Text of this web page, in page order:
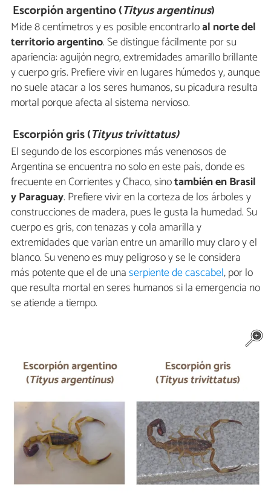
Escorpión argentino (Tityus argentinus)
Mide 8 centímetros y es posible encontrarloal norte del
territorio argentino. Se distingue fácilmente por su
apariencia: aguijón negro, extremidades amarillo brillante
y cuerpo gris. Prefiere vivir en lugares húmedos y, aunque
no suele atacar a los seres humanos, su picadura resulta
mortal porque afecta al sistema nervioso.
Escorpión gris (Tityus trivittatus)
El segundo de los escorpiones más venenosos de
Argentina se encuentra no solo en este país, donde es
frecuente en Corrientes y Chaco, sinotambién en Brasil
y Paraguay. Prefiere vivir en la corteza de los árboles y
construcciones de madera, pues le gusta la humedad. Su
cuerpo es gris, con tenazas y cola amarilla y
extremidades que varían entre un amarillo muy claro y el
blanco. Su veneno es muy peligroso y se le considera
más potente que el de unaserpiente de cascabel, por lo
que resulta mortal en seres humanos si la emergencia no
se atiende a tiempo.